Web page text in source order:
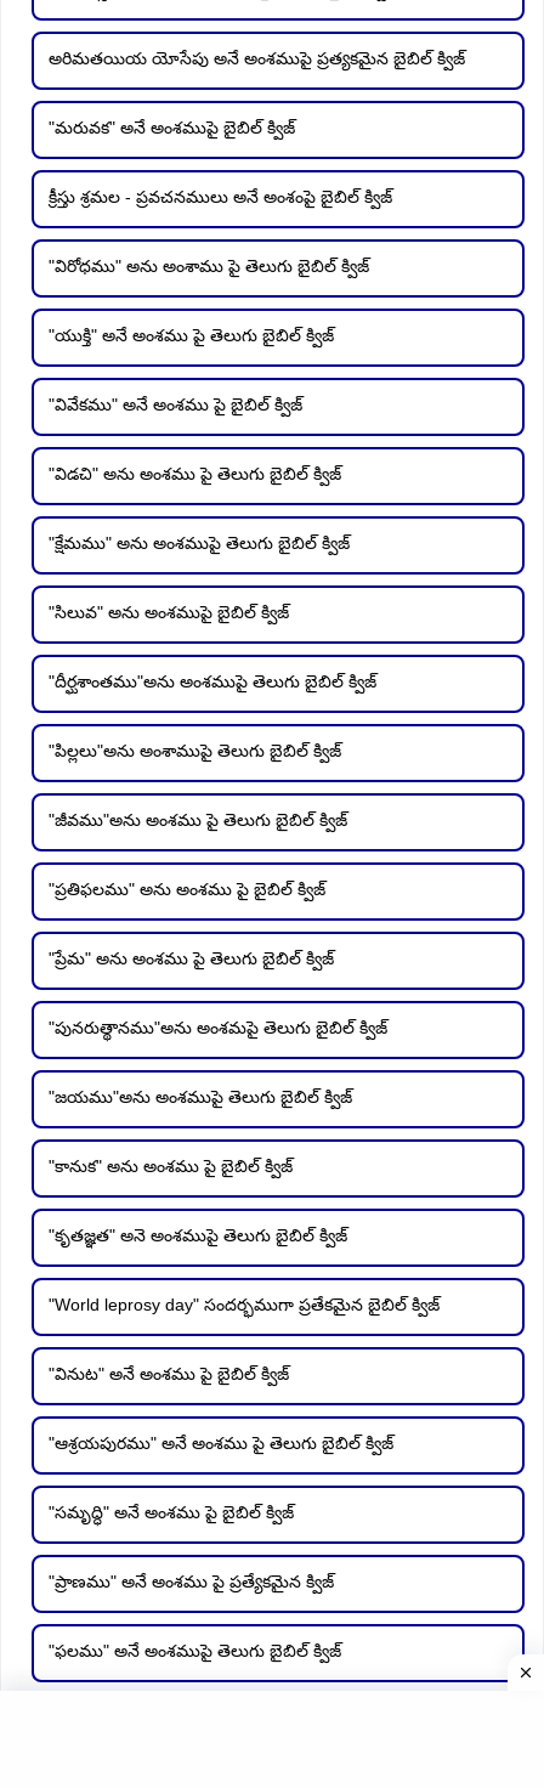
అరిమతయియ యోసేపు అనే అంశముపై ప్రత్యకమైన బైబిల్ క్విజ్
"మరువక" అనే అంశముపై బైబిల్ క్విజ్
క్రీస్తు శ్రమల - ప్రవచనములు అనే అంశంపై బైబిల్ క్విజ్
"విరోధము" అను అంశాము పై తెలుగు బైబిల్ క్విజ్
"యుక్తి" అనే అంశము పై తెలుగు బైబిల్ క్విజ్
"వివేకము" అనే అంశము పై బైబిల్ క్విజ్
"విడచి" అను అంశము పై తెలుగు బైబిల్ క్విజ్
"క్షేమము" అను అంశముపై తెలుగు బైబిల్ క్విజ్
"సిలువ" అను అంశముపై బైబిల్ క్విజ్
"దీర్ఘశాంతము"అను అంశముపై తెలుగు బైబిల్ క్విజ్
"పిల్లలు"అను అంశాముపై తెలుగు బైబిల్ క్విజ్
"జీవము"అను అంశము పై తెలుగు బైబిల్ క్విజ్
"ప్రతిఫలము" అను అంశము పై బైబిల్ క్విజ్
"ప్రేమ" అను అంశము పై తెలుగు బైబిల్ క్విజ్
"పునరుత్థానము"అను అంశమపై తెలుగు బైబిల్ క్విజ్
"జయము"అను అంశముపై తెలుగు బైబిల్ క్విజ్
"కానుక" అను అంశము పై బైబిల్ క్విజ్
"కృతజ్ఞత" అనె అంశముపై తెలుగు బైబిల్ క్విజ్
"World leprosy day" సందర్భముగా ప్రతేకమైన బైబిల్ క్విజ్
"వినుట" అనే అంశము పై బైబిల్ క్విజ్
"ఆశ్రయపురము" అనే అంశము పై తెలుగు బైబిల్ క్విజ్
"సమృద్ధి" అనే అంశము పై బైబిల్ క్విజ్
"ప్రాణము" అనే అంశము పై ప్రత్యేకమైన క్విజ్
"ఫలము" అనే అంశముపై తెలుగు బైబిల్ క్విజ్